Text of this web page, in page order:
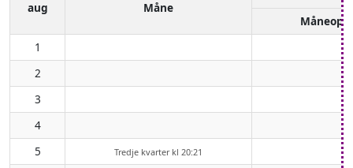
aug
Måne
1
2
3
4
5
Tredje kvarter kl 20:21